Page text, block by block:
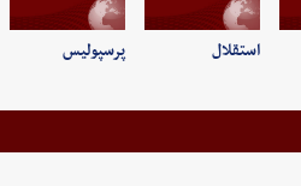
استقلال پرسپولیس